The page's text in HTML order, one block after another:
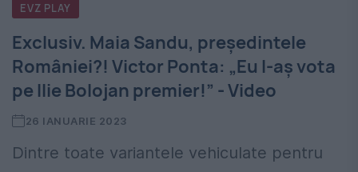
EVZ PLAY
Exclusiv. Maia Sandu, președintele
României?! Victor Ponta: „Eu l-aș vota
pe Ilie Bolojan premier!” - Video
26 IANUARIE 2023
Dintre toate variantele vehiculate pentru